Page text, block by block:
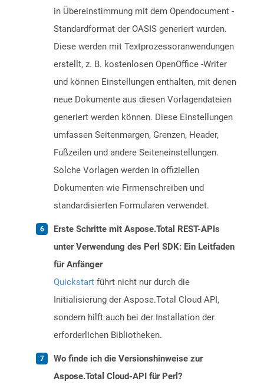
in Übereinstimmung mit dem Opendocument -
Standardformat der OASIS generiert wurden.
Diese werden mit Textprozessoranwendungen
erstellt, z. B. kostenlosen OpenOffice -Writer
und können Einstellungen enthalten, mit denen
neue Dokumente aus diesen Vorlagendateien
generiert werden können. Diese Einstellungen
umfassen Seitenmargen, Grenzen, Header,
Fußzeilen und andere Seiteneinstellungen.
Solche Vorlagen werden in offiziellen
Dokumenten wie Firmenschreiben und
standardisierten Formularen verwendet.
Erste Schritte mit Aspose.Total REST-APIs
unter Verwendung des Perl SDK: Ein Leitfaden
für Anfänger
Quickstart führt nicht nur durch die
Initialisierung der Aspose.Total Cloud API,
sondern hilft auch bei der Installation der
erforderlichen Bibliotheken.
Wo finde ich die Versionshinweise zur
Aspose.Total Cloud-API für Perl?